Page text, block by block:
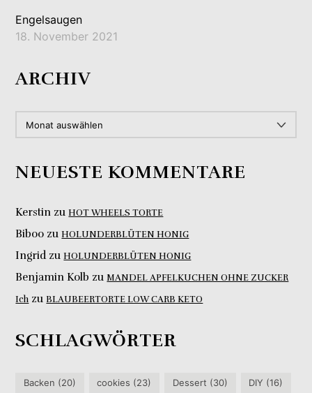
Engelsaugen
18. November 2021
ARCHIV
NEUESTE KOMMENTARE
Kerstin zuHOT WHEELS TORTE
Biboo zuHOLUNDERBLÜTEN HONIG
IngridzuHOLUNDERBLÜTEN HONIG
Benjamin Kolb zuMANDEL APFELKUCHEN OHNE ZUCKER
Ich zuBLAUBEERTORTE LOW CARB KETO
SCHLAGWÖRTER
Backen (20) cookies (23) Dessert (30) DIY (16)